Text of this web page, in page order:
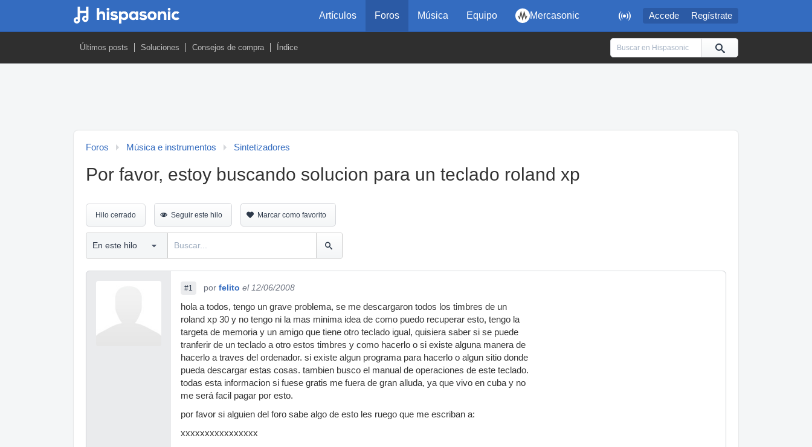
 Accede Regístrate
Artículos Foros Música Equipo Mercasonic
Últimos posts Soluciones Consejos de compra Índice
Foros Música e instrumentos Sintetizadores
Por favor, estoy buscando solucion para un teclado roland xp
Hilo cerrado Seguir este hilo Marcar como favorito
#1 por felito el 12/06/2008
hola a todos, tengo un grave problema, se me descargaron todos los timbres de un
roland xp 30 y no tengo ni la mas minima idea de como puedo recuperar esto, tengo la
targeta de memoria y un amigo que tiene otro teclado igual, quisiera saber si se puede
tranferir de un teclado a otro estos timbres y como hacerlo o si existe alguna manera de
hacerlo a traves del ordenador. si existe algun programa para hacerlo o algun sitio donde
pueda descargar estas cosas. tambien busco el manual de operaciones de este teclado.
todas esta informacion si fuese gratis me fuera de gran alluda, ya que vivo en cuba y no
me será facil pagar por esto.
por favor si alguien del foro sabe algo de esto les ruego que me escriban a:
xxxxxxxxxxxxxxxx